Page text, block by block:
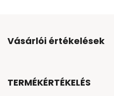
Vásárlói értékelések
TERMÉKÉRTÉKELÉS